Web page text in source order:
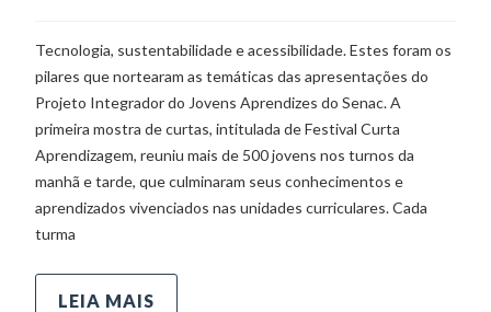
Tecnologia, sustentabilidade e acessibilidade. Estes foram os
pilares que nortearam as temáticas das apresentações do
Projeto Integrador do Jovens Aprendizes do Senac. A
primeira mostra de curtas, intitulada de Festival Curta
Aprendizagem, reuniu mais de 500 jovens nos turnos da
manhã e tarde, que culminaram seus conhecimentos e
aprendizados vivenciados nas unidades curriculares. Cada
turma
LEIA MAIS